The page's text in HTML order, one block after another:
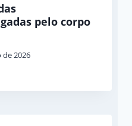
pelo corpo
de 2026